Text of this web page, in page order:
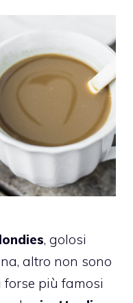
, golosi
altro non sono
forse più famosi